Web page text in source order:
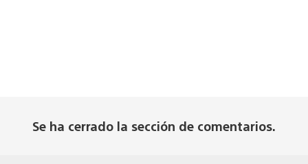
Se ha cerrado la sección de comentarios.